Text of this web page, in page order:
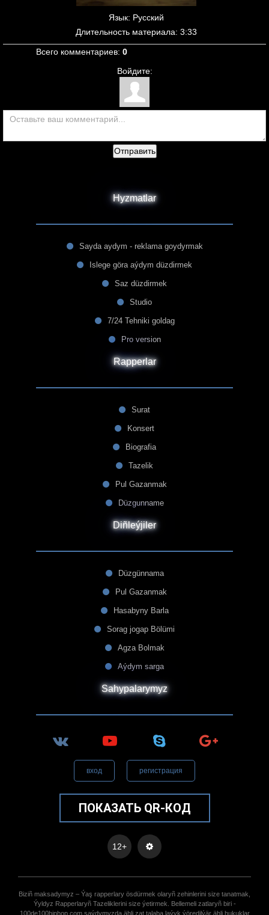
Язык: Русский
Длительность материала: 3:33
Всего комментариев: 0
Войдите:
Отправить
Hyzmatlar
Sayda aydym - reklama goydyrmak
Islege göra aýdym düzdirmek
Saz düzdirmek
Studio
7/24 Tehniki goldag
Pro version
Rapperlar
Surat
Konsert
Biografia
Tazelik
Pul Gazanmak
Düzgunname
Diñleýjiler
Düzgünnama
Pul Gazanmak
Hasabyny Barla
Sorag jogap Bölümi
Agza Bolmak
Aýdym sarga
Sahypalarymyz
вход регистрация
ПОКАЗАТЬ QR-КОД
12+
Biziñ maksadymyz – Ýaş rapperlary ösdürmek olaryñ zehinlerini size tanatmak,
Ýyldyz Rapperlaryñ Tazeliklerini size ýetirmek. Bellemeli zatlaryñ biri -
100de100hiphop.com saýdymyzda ähli zat talaba laýyk ýöredilýär ähli hukuklar